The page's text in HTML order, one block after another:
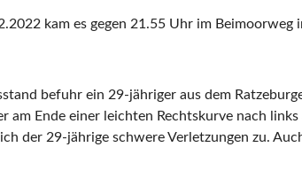
kam es gegen 21.55 Uhr im
befuhr ein 29-jähriger aus dem
am Ende einer leichten Rechtskurve nach
der 29-jährige schwere Verletzungen zu.